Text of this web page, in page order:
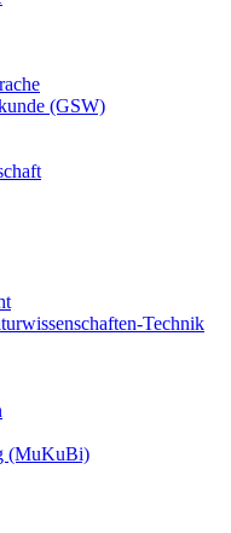
(GSW)
Technik
(MuKuBi)